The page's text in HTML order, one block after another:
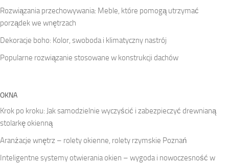
Rozwiązania przechowywania: Meble, które pomogą utrzymać
porządek we wnętrzach
Dekoracje boho: Kolor, swoboda i klimatyczny nastrój
Popularne rozwiązanie stosowane w konstrukcji dachów
OKNA
Krok po kroku: Jak samodzielnie wyczyścić i zabezpieczyć drewnianą
stolarkę okienną
Aranżacje wnętrz – rolety okienne, rolety rzymskie Poznań
Inteligentne systemy otwierania okien – wygoda i nowoczesność w